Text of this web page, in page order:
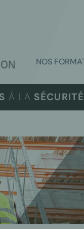
NOS
À LA